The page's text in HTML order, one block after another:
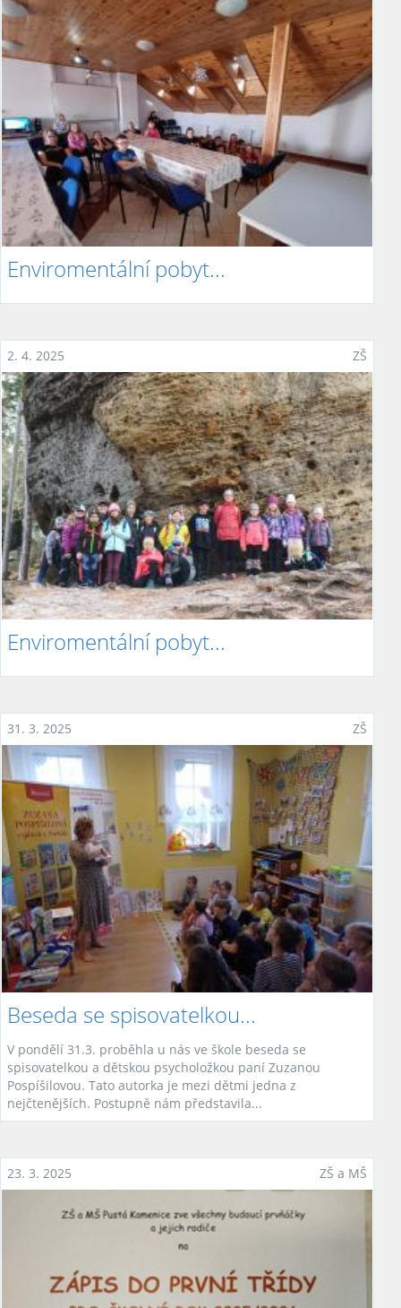
Enviromentální pobyt...
2. 4. 2025 ZŠ
Enviromentální pobyt...
31. 3. 2025 ZŠ
Beseda se spisovatelkou...
V pondělí 31.3. proběhla u nás ve škole beseda se
spisovatelkou a dětskou psycholožkou paní Zuzanou
Pospíšilovou. Tato autorka je mezi dětmi jedna z
nejčtenějších. Postupně nám představila...
23. 3. 2025 ZŠ a MŠ